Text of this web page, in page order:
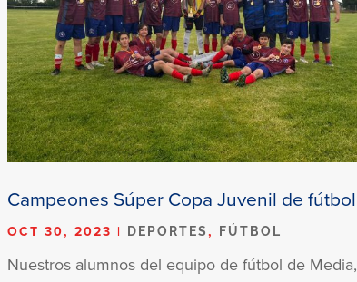
Campeones Súper Copa Juvenil de fútbol
OCT 30, 2023 | DEPORTES, FÚTBOL
Nuestros alumnos del equipo de fútbol de Media,